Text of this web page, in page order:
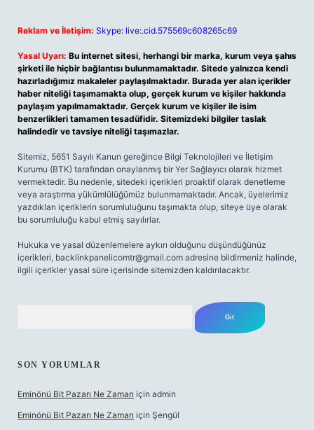
Reklam ve İletişim: Skype: live:.cid.575569c608265c69
Yasal Uyarı: Bu internet sitesi, herhangi bir marka, kurum veya şahıs
şirketi ile hiçbir bağlantısı bulunmamaktadır. Sitede yalnızca kendi
hazırladığımız makaleler paylaşılmaktadır. Burada yer alan içerikler
haber niteliği taşımamakta olup, gerçek kurum ve kişiler hakkında
paylaşım yapılmamaktadır. Gerçek kurum ve kişiler ile isim
benzerlikleri tamamen tesadüfidir. Sitemizdeki bilgiler taslak
halindedir ve tavsiye niteliği taşımazlar.
Sitemiz, 5651 Sayılı Kanun gereğince Bilgi Teknolojileri ve İletişim
Kurumu (BTK) tarafından onaylanmış bir Yer Sağlayıcı olarak hizmet
vermektedir. Bu nedenle, sitedeki içerikleri proaktif olarak denetleme
veya araştırma yükümlülüğümüz bulunmamaktadır. Ancak, üyelerimiz
yazdıkları içeriklerin sorumluluğunu taşımakta olup, siteye üye olarak
bu sorumluluğu kabul etmiş sayılırlar.
Hukuka ve yasal düzenlemelere aykırı olduğunu düşündüğünüz
içerikleri, backlinkpanelicomtr@gmail.com adresine bildirmeniz halinde,
ilgili içerikler yasal süre içerisinde sitemizden kaldırılacaktır.
SON YORUMLAR
Eminönü Bit Pazarı Ne Zaman için admin
Eminönü Bit Pazarı Ne Zaman için Şengül